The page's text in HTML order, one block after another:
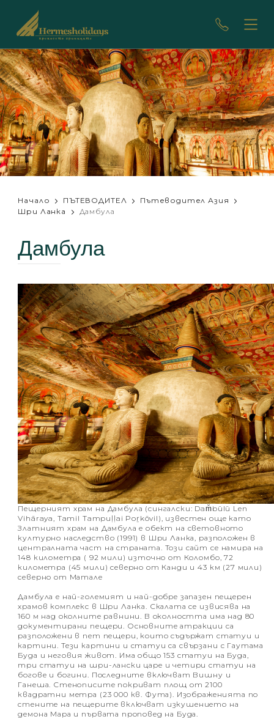
Начало ПЪТЕВОДИТЕЛ
Пътеводител Азия
Шри Ланка
Дамбула
Дамбула
Пещерният храм на Дамбула (сингалски: Dam̆būlū Len
Vihāraya, Tamil Tampuḷḷai Poṟkōvil), известен още като
Златният храм на Дамбула е обект на световното
културно наследство (1991) в Шри Ланка, разположен в
централната част на страната. Този сайт се намира на
148 километра ( 92 мили) източно от Коломбо, 72
километра (45 мили) северно от Канди и 43 км (27 мили)
северно от Матале
Дамбула е най-големият и най-добре запазен пещерен
храмов комплекс в Шри Ланка. Скалата се извисява на
160 м над околните равнини. В околността има над 80
документирани пещери. Основните атракции са
разположени в пет пещери, които съдържат статуи и
картини. Тези картини и статуи са свързани с Гаутама
Буда и неговия живот. Има общо 153 статуи на Буда,
три статуи на шри-лански царе и четири статуи на
богове и богини. Последните включват Вишну и
Ганеша. Стенописите покриват площ от 2100
квадратни метра (23 000 кв. Фута). Изображенията по
стените на пещерите включват изкушението на
демона Мара и първата проповед на Буда.